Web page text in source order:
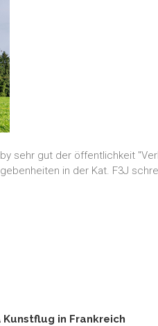
sehr gut der öffentlichkeit
in der Kat. F3J
Kunstflug in Frankreich